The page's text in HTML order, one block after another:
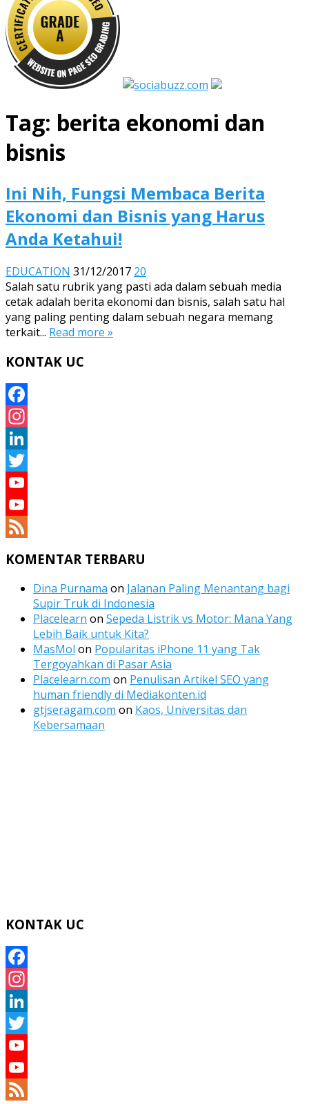
Tag: berita ekonomi dan
bisnis
Ini Nih, Fungsi Membaca Berita
Ekonomi dan Bisnis yang Harus
Anda Ketahui!
EDUCATION 31/12/2017 20
Salah satu rubrik yang pasti ada dalam sebuah media
cetak adalah berita ekonomi dan bisnis, salah satu hal
yang paling penting dalam sebuah negara memang
terkait... Read more »
KONTAK UC
Facebook
Instagram
LinkedIn
Twitter
YouTube
YouTube
KOMENTAR TERBARU
Dina Purnama on Jalanan Paling Menantang bagi
Supir Truk di Indonesia
Placelearn on Sepeda Listrik vs Motor: Mana Yang
Lebih Baik untuk Kita?
MasMol on Popularitas iPhone 11 yang Tak
Tergoyahkan di Pasar Asia
Placelearn.com on Penulisan Artikel SEO yang
human friendly di Mediakonten.id
gtjseragam.com on Kaos, Universitas dan
Kebersamaan
KONTAK UC
Facebook
Instagram
LinkedIn
Twitter
YouTube
YouTube